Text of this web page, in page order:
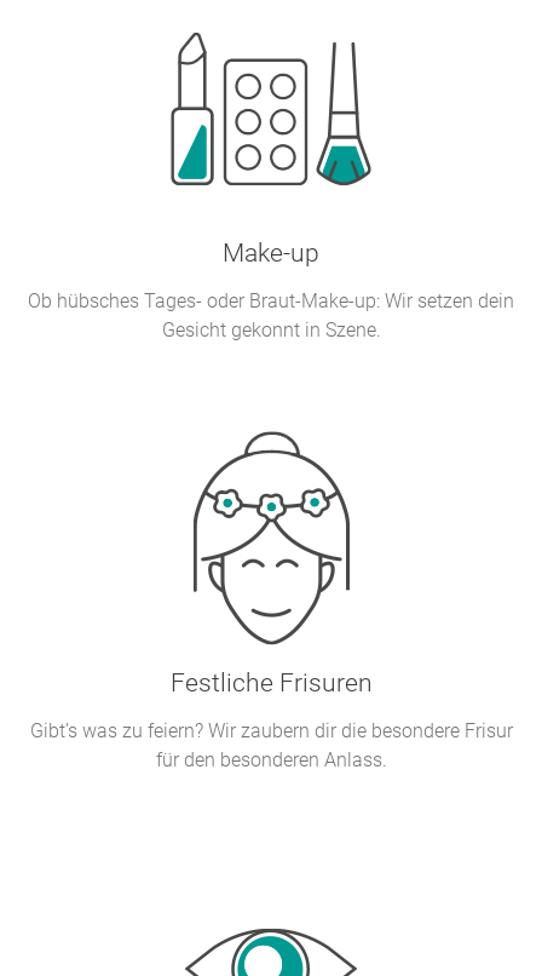
Make-up
Ob hübsches Tages- oder Braut-Make-up: Wir setzen dein
Gesicht gekonnt in Szene.
Festliche Frisuren
Gibt’s was zu feiern? Wir zaubern dir die besondere Frisur
für den besonderen Anlass.